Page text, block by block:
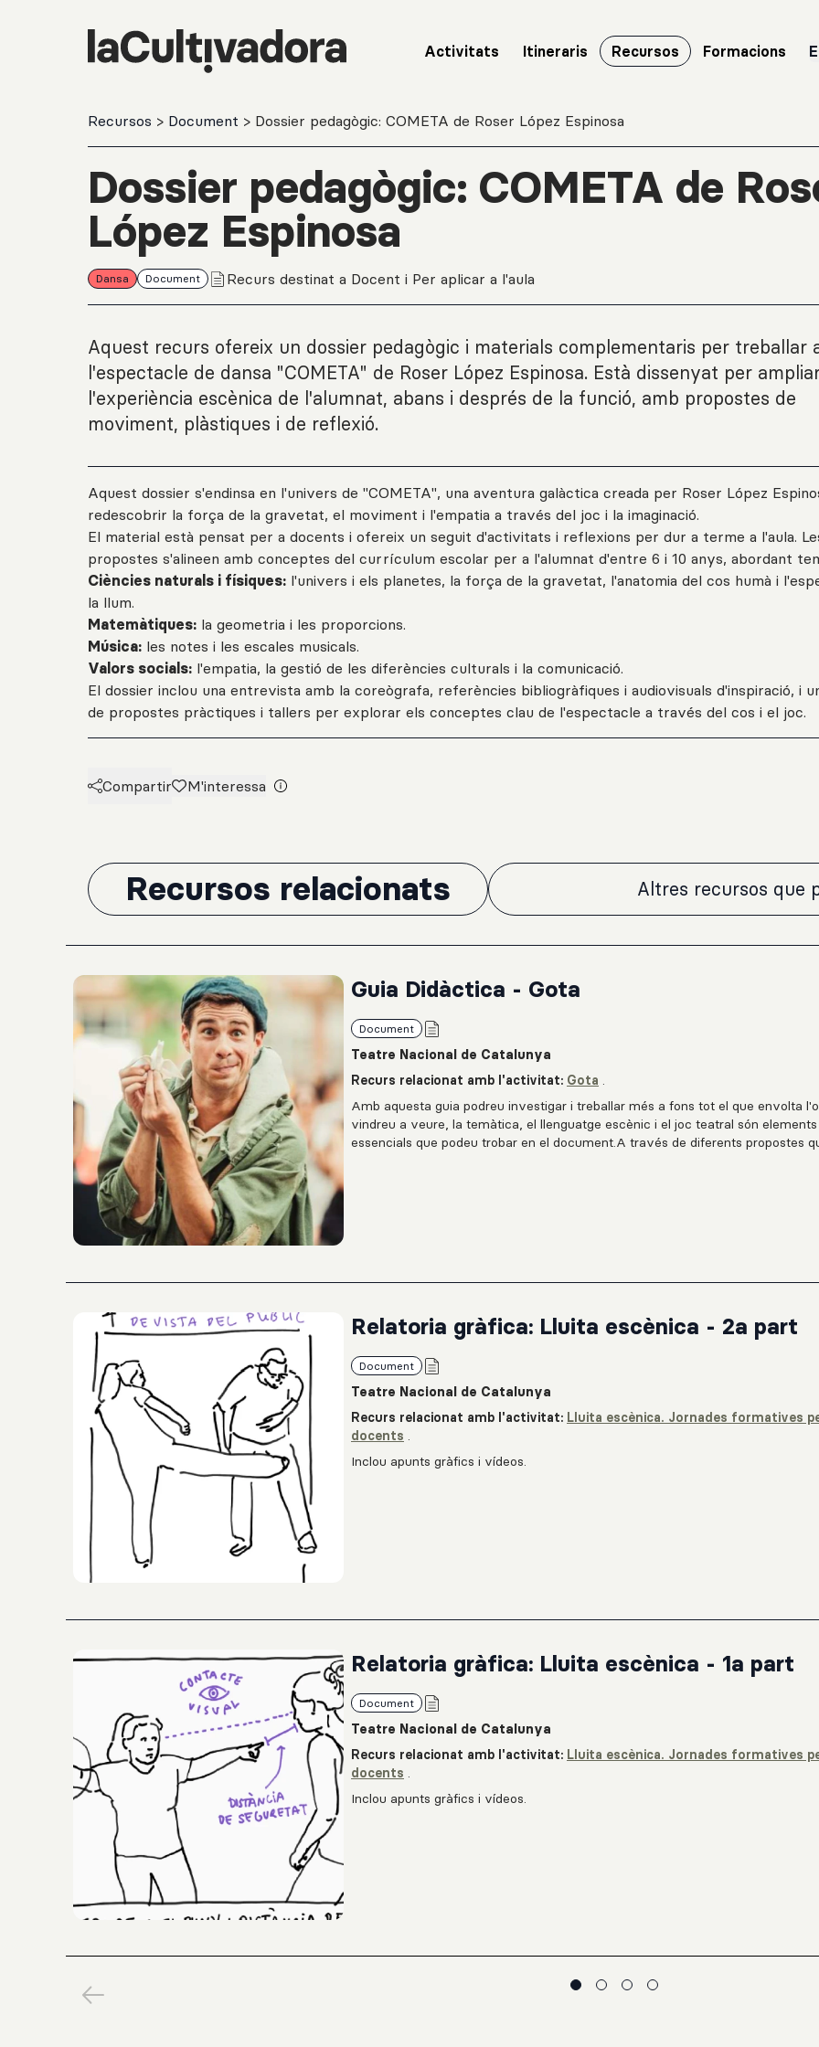
Activitats Itineraris Recursos Formacions
Recursos > Document > Dossier pedagògic: COMETA de Roser López Espinosa
Dossier pedagògic: COMETA de
López Espinosa
Dansa Document Recurs destinat a Docent i Per aplicar a l'aula
Aquest recurs ofereix un dossier pedagògic i materials complementaris per treballar
l'espectacle de dansa "COMETA" de Roser López Espinosa. Està dissenyat per
l'experiència escènica de l'alumnat, abans i després de la funció, amb propostes de
moviment, plàstiques i de reflexió.
Aquest dossier s'endinsa en l'univers de "COMETA", una aventura galàctica creada per Roser López
redescobrir la força de la gravetat, el moviment i l'empatia a través del joc i la imaginació.
El material està pensat per a docents i ofereix un seguit d'activitats i reflexions per dur a terme a l'aula.
propostes s'alineen amb conceptes del currículum escolar per a l'alumnat d'entre 6 i 10 anys, abordant
Ciències naturals i físiques: l'univers i els planetes, la força de la gravetat, l'anatomia del cos humà i
la llum.
Matemàtiques: la geometria i les proporcions.
Música: les notes i les escales musicals.
Valors socials: l'empatia, la gestió de les diferències culturals i la comunicació.
El dossier inclou una entrevista amb la coreògrafa, referències bibliogràfiques i audiovisuals d'inspiració, i
de propostes pràctiques i tallers per explorar els conceptes clau de l'espectacle a través del cos i el joc.
Compartir M'interessa
Recursos relacionats Altres recursos que
Guia Didàctica - Gota
Document
Teatre Nacional de Catalunya
Recurs relacionat amb l'activitat: Gota .
Amb aquesta guia podreu investigar i treballar més a fons tot el que envolta
vindreu a veure, la temàtica, el llenguatge escènic i el joc teatral són elements
essencials que podeu trobar en el document.A través de diferents propostes
Relatoria gràfica: Lluita escènica - 2a part
Document
Teatre Nacional de Catalunya
Recurs relacionat amb l'activitat: Lluita escènica. Jornades formatives
docents .
Inclou apunts gràfics i vídeos.
Relatoria gràfica: Lluita escènica - 1a part
Document
Teatre Nacional de Catalunya
Recurs relacionat amb l'activitat: Lluita escènica. Jornades formatives
docents .
Inclou apunts gràfics i vídeos.